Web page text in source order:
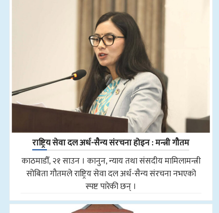
राष्ट्रिय सेवा दल अर्ध-सैन्य संरचना होइन : मन्त्री गौतम
काठमाडौँ, २१ साउन । कानुन, न्याय तथा संसदीय मामिलामन्त्री
सोबिता गौतमले राष्ट्रिय सेवा दल अर्ध-सैन्य संरचना नभएको
स्पष्ट पारेकी छन् ।